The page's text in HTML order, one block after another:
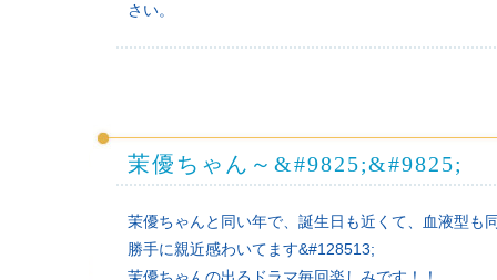
さい。
茉優ちゃん～&#9825;&#9825;
茉優ちゃんと同い年で、誕生日も近くて、血液型も
勝手に親近感わいてます&#128513;